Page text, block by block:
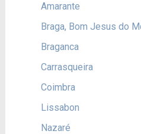
Amarante
Braga, Bom Jesus do
Braganca
Carrasqueira
Coimbra
Lissabon
Nazaré